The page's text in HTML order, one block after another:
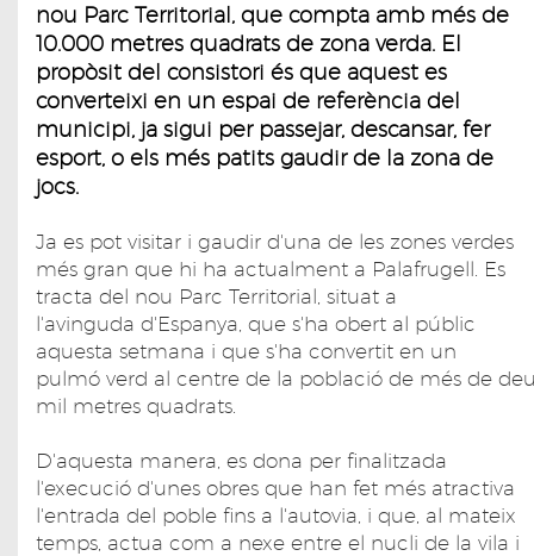
nou Parc Territorial, que compta amb més de
10.000 metres quadrats de zona verda. El
propòsit del consistori és que aquest es
converteixi en un espai de referència del
municipi, ja sigui per passejar, descansar, fer
esport, o els més patits gaudir de la zona de
jocs.
Ja es pot visitar i gaudir d'una de les zones verdes
més gran que hi ha actualment a Palafrugell. Es
tracta del nou Parc Territorial, situat a
l'avinguda d'Espanya, que s'ha obert al públic
aquesta setmana i que s'ha convertit en un
pulmó verd al centre de la població de més de
mil metres quadrats.
D'aquesta manera, es dona per finalitzada
l'execució d'unes obres que han fet més atractiva
l'entrada del poble fins a l'autovia, i que, al mateix
temps, actua com a nexe entre el nucli de la vila i